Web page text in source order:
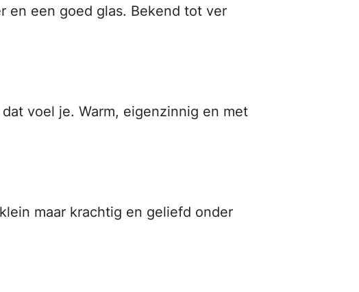
en een goed glas. Bekend tot ver
voel je. Warm, eigenzinnig en met
maar krachtig en geliefd onder